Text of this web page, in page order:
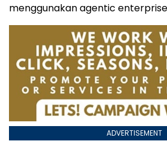
menggunakan agentic
ADVERTISEMENT